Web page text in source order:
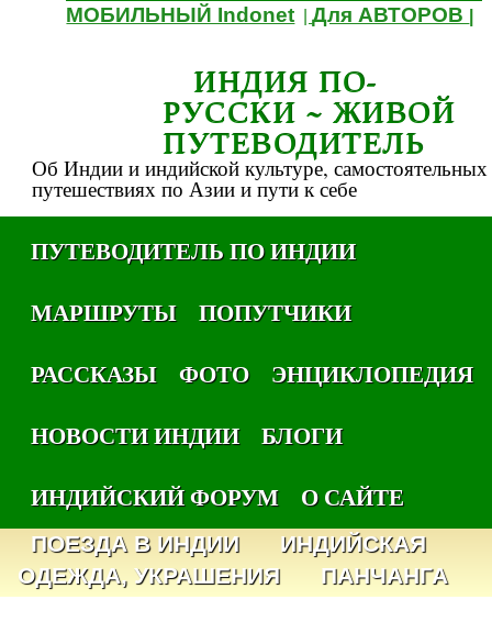
МОБИЛЬНЫЙ Indonet |Для АВТОРОВ
ИНДИЯ ПО-
РУССКИ ~ ЖИВОЙ
ПУТЕВОДИТЕЛЬ
Об Индии и индийской культуре, самостоятельных
путешествиях по Азии и пути к себе
ПУТЕВОДИТЕЛЬ ПО ИНДИИ
МАРШРУТЫ
ПОПУТЧИКИ
РАССКАЗЫ
ФОТО
ЭНЦИКЛОПЕДИЯ
НОВОСТИ ИНДИИ
БЛОГИ
ИНДИЙСКИЙ ФОРУМ
О САЙТЕ
ПОЕЗДА В ИНДИИ
ИНДИЙСКАЯ
ОДЕЖДА, УКРАШЕНИЯ
ПАНЧАНГА